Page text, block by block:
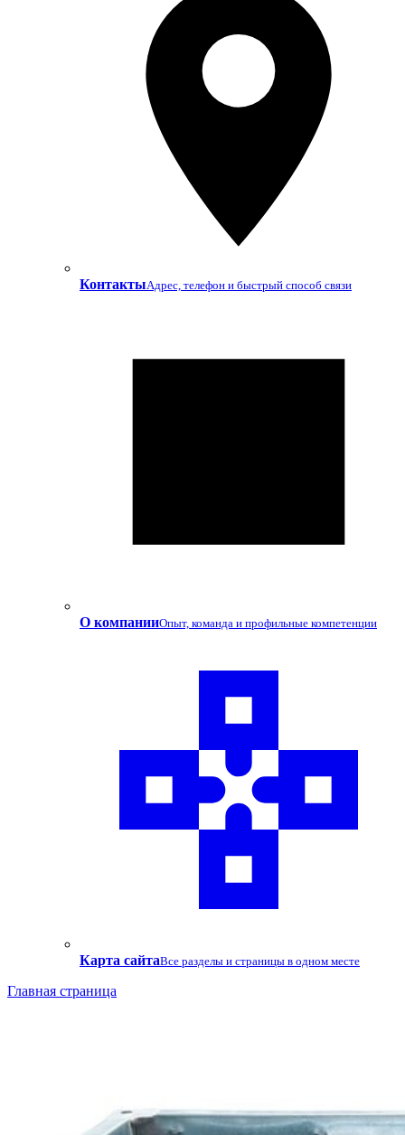
КонтактыАдрес, телефон и быстрый способ связи
О компанииОпыт, команда и профильные компетенции
Карта сайтаВсе разделы и страницы в одном месте
Главная страница